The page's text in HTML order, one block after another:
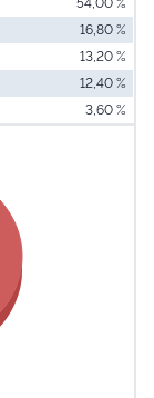
54,00 %
16,80 %
13,20 %
12,40 %
3,60 %